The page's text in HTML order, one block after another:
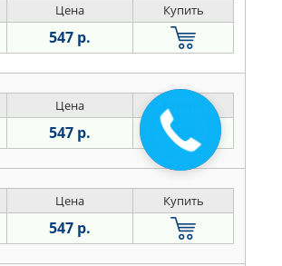
Цена Купить
547 р.
Цена Купить
547 р.
Цена Купить
547 р.
Закажите
звонок